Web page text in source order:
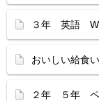
３年 英語
おいしい給食
２年 ５年 ペ